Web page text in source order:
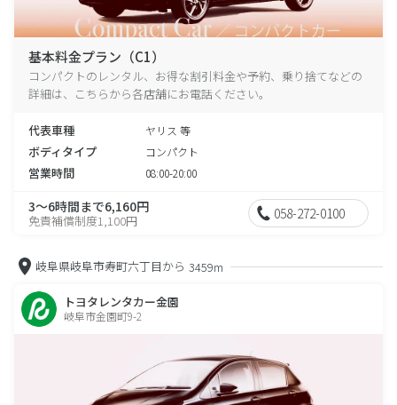
基本料金プラン（C1）
コンパクトのレンタル、お得な割引料金や予約、乗り捨てなどの
詳細は、こちらから各店舗にお電話ください。
代表車種 ヤリス 等
ボディタイプ コンパクト
営業時間 08:00-20:00
3～6時間まで6,160円
免責補償制度1,100円 058-272-0100
岐阜県岐阜市寿町六丁目から 3459m
トヨタレンタカー金園
岐阜市金園町9-2